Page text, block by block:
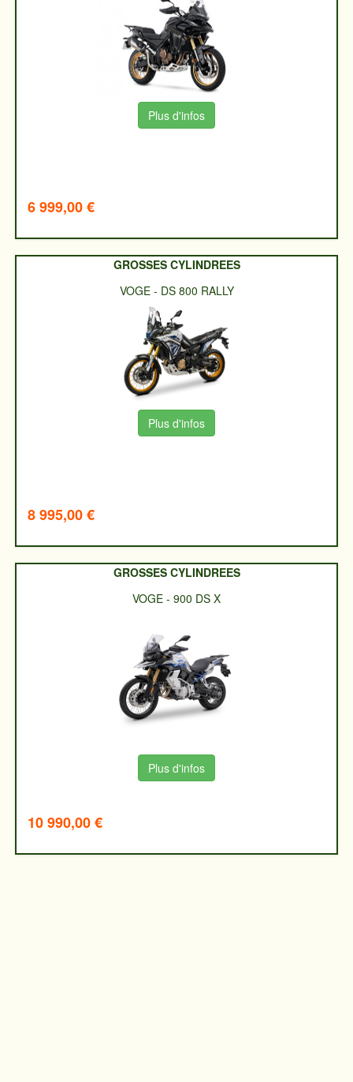
Plus d'infos
6 999,00 €
GROSSES CYLINDREES
VOGE- DS 800 RALLY
Plus d'infos
8 995,00 €
GROSSES CYLINDREES
VOGE - 900 DS X
Plus d'infos
10 990,00 €